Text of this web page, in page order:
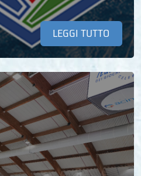
LEGGI TUTTO